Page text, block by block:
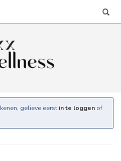
gelieve eerst in te loggen of